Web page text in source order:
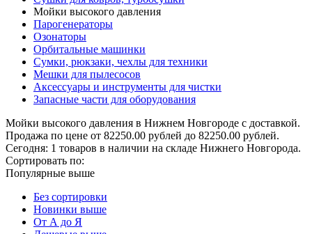
Мойки высокого давления
Парогенераторы
Озонаторы
Орбитальные машинки
Сумки, рюкзаки, чехлы для техники
Мешки для пылесосов
Аксессуары и инструменты для чистки
Запасные части для оборудования
Мойки высокого давления в Нижнем Новгороде с доставкой.
Продажа по цене от 82250.00 рублей до 82250.00 рублей.
Сегодня: 1 товаров в наличии на складе Нижнего Новгорода.
Сортировать по:
Популярные выше
Без сортировки
Новинки выше
От А до Я